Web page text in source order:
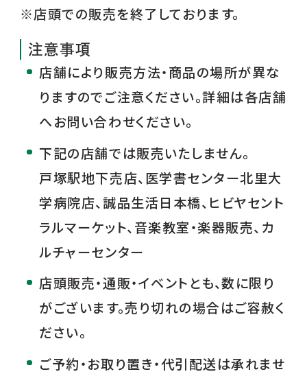
※店頭での販売を終了しております。
注意事項
店舗により販売方法・商品の場所が異な
りますのでご注意ください。詳細は各店舗
へお問い合わせください。
下記の店舗では販売いたしません。
戸塚駅地下売店、医学書センター北里大
学病院店、誠品生活日本橋、ヒビヤセント
ラルマーケット、音楽教室・楽器販売、カ
ルチャーセンター
店頭販売・通販・イベントとも、数に限り
がございます。売り切れの場合はご容赦く
ださい。
ご予約・お取り置き・代引配送は承れませ